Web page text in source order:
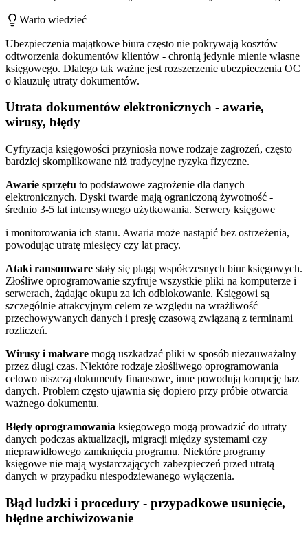
Warto wiedzieć
Ubezpieczenia majątkowe biura często nie pokrywają kosztów
odtworzenia dokumentów klientów - chronią jedynie mienie własne
księgowego. Dlatego tak ważne jest rozszerzenie ubezpieczenia OC
o klauzulę utraty dokumentów.
Utrata dokumentów elektronicznych - awarie,
wirusy, błędy
Cyfryzacja księgowości przyniosła nowe rodzaje zagrożeń, często
bardziej skomplikowane niż tradycyjne ryzyka fizyczne.
Awarie sprzętu to podstawowe zagrożenie dla danych
elektronicznych. Dyski twarde mają ograniczoną żywotność -
średnio 3-5 lat intensywnego użytkowania. Serwery księgowe
i monitorowania ich stanu. Awaria może nastąpić bez ostrzeżenia,
powodując utratę miesięcy czy lat pracy.
Ataki ransomware stały się plagą współczesnych biur księgowych.
Złośliwe oprogramowanie szyfruje wszystkie pliki na komputerze i
serwerach, żądając okupu za ich odblokowanie. Księgowi są
szczególnie atrakcyjnym celem ze względu na wrażliwość
przechowywanych danych i presję czasową związaną z terminami
rozliczeń.
Wirusy i malware mogą uszkadzać pliki w sposób niezauważalny
przez długi czas. Niektóre rodzaje złośliwego oprogramowania
celowo niszczą dokumenty finansowe, inne powodują korupcję baz
danych. Problem często ujawnia się dopiero przy próbie otwarcia
ważnego dokumentu.
Błędy oprogramowania księgowego mogą prowadzić do utraty
danych podczas aktualizacji, migracji między systemami czy
nieprawidłowego zamknięcia programu. Niektóre programy
księgowe nie mają wystarczających zabezpieczeń przed utratą
danych w przypadku niespodziewanego wyłączenia.
Błąd ludzki i procedury - przypadkowe usunięcie,
błędne archiwizowanie